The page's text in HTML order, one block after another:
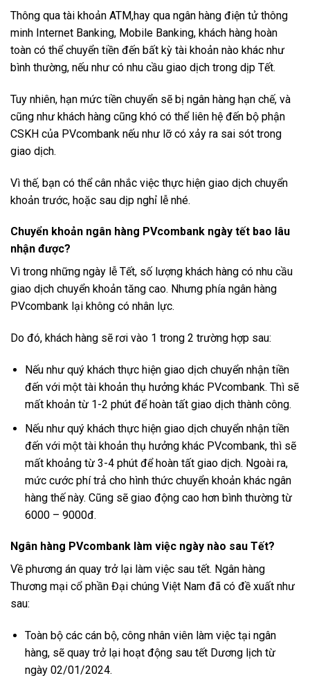
Thông qua tài khoản ATM,hay qua ngân hàng điện tử thông
minh Internet Banking, Mobile Banking, khách hàng hoàn
toàn có thể chuyển tiền đến bất kỳ tài khoản nào khác như
bình thường, nếu như có nhu cầu giao dịch trong dịp Tết.
Tuy nhiên, hạn mức tiền chuyển sẽ bị ngân hàng hạn chế, và
cũng như khách hàng cũng khó có thể liên hệ đến bộ phận
CSKH của PVcombank nếu như lỡ có xảy ra sai sót trong
giao dịch.
Vì thế, bạn có thể cân nhắc việc thực hiện giao dịch chuyển
khoản trước, hoặc sau dịp nghỉ lễ nhé.
Chuyển khoản ngân hàng PVcombank ngày tết bao lâu
nhận được?
Vì trong những ngày lễ Tết, số lượng khách hàng có nhu cầu
giao dịch chuyển khoản tăng cao. Nhưng phía ngân hàng
PVcombank lại không có nhân lực.
Do đó, khách hàng sẽ rơi vào 1 trong 2 trường hợp sau:
Nếu như quý khách thực hiện giao dịch chuyển nhận tiền
đến với một tài khoản thụ hưởng khác PVcombank. Thì sẽ
mất khoản từ 1-2 phút để hoàn tất giao dịch thành công.
Nếu như quý khách thực hiện giao dịch chuyển nhận tiền
đến với một tài khoản thụ hưởng khác PVcombank, thì sẽ
mất khoảng từ 3-4 phút để hoàn tất giao dịch. Ngoài ra,
mức cước phí trả cho hình thức chuyển khoản khác ngân
hàng thế này. Cũng sẽ giao động cao hơn bình thường từ
6000 – 9000đ.
Ngân hàng PVcombank làm việc ngày nào sau Tết?
Về phương án quay trở lại làm việc sau tết. Ngân hàng
Thương mại cổ phần Đại chúng Việt Nam đã có đề xuất như
sau:
Toàn bộ các cán bộ, công nhân viên làm việc tại ngân
hàng, sẽ quay trở lại hoạt động sau tết Dương lịch từ
ngày 02/01/2024.